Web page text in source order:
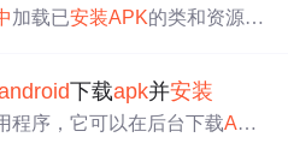
、导入Unity的classes.jar、编
加载已安装APK的类和资源的
便，但存在被调用APK
制。
下载apk并安装
程序，它可以在后台下载APK